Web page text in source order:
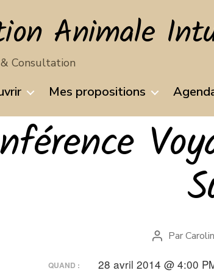
Animale
Consultation
Mes propositions
Auteur
l’article
Par
QUAND : 28 avril 2014 @ 4:00